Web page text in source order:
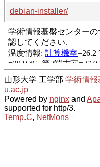
debian-installer/
山形大学 工学部 学術情報
u.ac.jp
Powered by nginx and
supported for http/3.
Temp.C, NetMons